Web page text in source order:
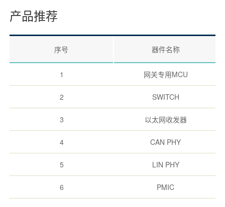
产品推荐
序号 器件名称
1 网关专用MCU
2 SWITCH
3 以太网收发器
4 CAN PHY
5 LIN PHY
6 PMIC